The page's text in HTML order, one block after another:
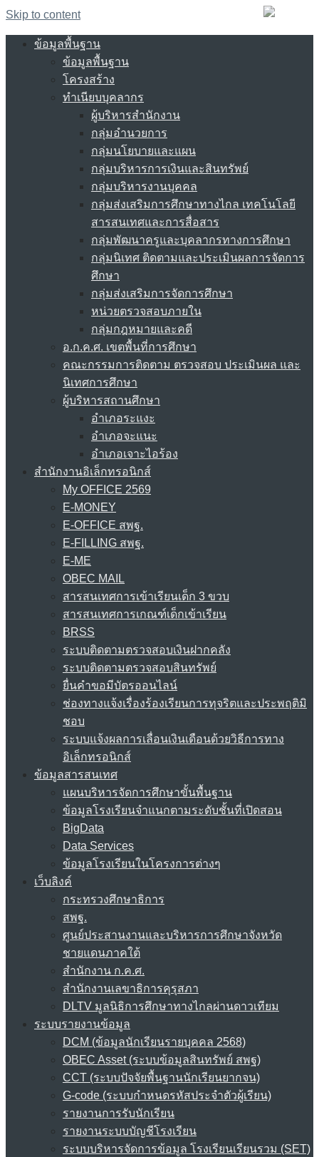
Skip to content
ข้อมูลพื้นฐาน
ข้อมูลพื้นฐาน
โครงสร้าง
ทำเนียบบุคลากร
ผู้บริหารสำนักงาน
กลุ่มอำนวยการ
กลุ่มนโยบายและแผน
กลุ่มบริหารการเงินและสินทรัพย์
กลุ่มบริหารงานบุคคล
กลุ่มส่งเสริมการศึกษาทางไกล เทคโนโลยี
สารสนเทศและการสื่อสาร
กลุ่มพัฒนาครูและบุคลากรทางการศึกษา
กลุ่มนิเทศ ติดตามและประเมินผลการจัดการ
ศึกษา
กลุ่มส่งเสริมการจัดการศึกษา
หน่วยตรวจสอบภายใน
กลุ่มกฎหมายและคดี
อ.ก.ค.ศ. เขตพื้นที่การศึกษา
คณะกรรมการติดตาม ตรวจสอบ ประเมินผล และ
นิเทศการศึกษา
ผู้บริหารสถานศึกษา
อำเภอระแงะ
อำเภอจะแนะ
อำเภอเจาะไอร้อง
สำนักงานอิเล็กทรอนิกส์
My OFFICE 2569
E-MONEY
E-OFFICE สพฐ.
E-FILLING สพฐ.
E-ME
OBEC MAIL
สารสนเทศการเข้าเรียนเด็ก 3 ขวบ
สารสนเทศการเกณฑ์เด็กเข้าเรียน
BRSS
ระบบติดตามตรวจสอบเงินฝากคลัง
ระบบติดตามตรวจสอบสินทรัพย์
ยื่นคำขอมีบัตรออนไลน์
ช่องทางแจ้งเรื่องร้องเรียนการทุจริตและประพฤติมิ
ชอบ
ระบบแจ้งผลการเลื่อนเงินเดือนด้วยวิธีการทาง
อิเล็กทรอนิกส์
ข้อมูลสารสนเทศ
แผนบริหารจัดการศึกษาขั้นพื้นฐาน
ข้อมูลโรงเรียนจำแนกตามระดับชั้นที่เปิดสอน
BigData
Data Services
ข้อมูลโรงเรียนในโครงการต่างๆ
เว็บลิงค์
กระทรวงศึกษาธิการ
สพฐ.
ศูนย์ประสานงานและบริหารการศึกษาจังหวัด
ชายแดนภาคใต้
สำนักงาน ก.ค.ศ.
สำนักงานเลขาธิการคุรุสภา
DLTV มูลนิธิการศึกษาทางไกลผ่านดาวเทียม
ระบบรายงานข้อมูล
DCM (ข้อมูลนักเรียนรายบุคคล 2568)
OBEC Asset (ระบบข้อมูลสินทรัพย์ สพฐ)
CCT (ระบบปัจจัยพื้นฐานนักเรียนยากจน)
G-code (ระบบกำหนดรหัสประจำตัวผู้เรียน)
รายงานการรับนักเรียน
รายงานระบบบัญชีโรงเรียน
ระบบบริหารจัดการข้อมูล โรงเรียนเรียนรวม (SET)